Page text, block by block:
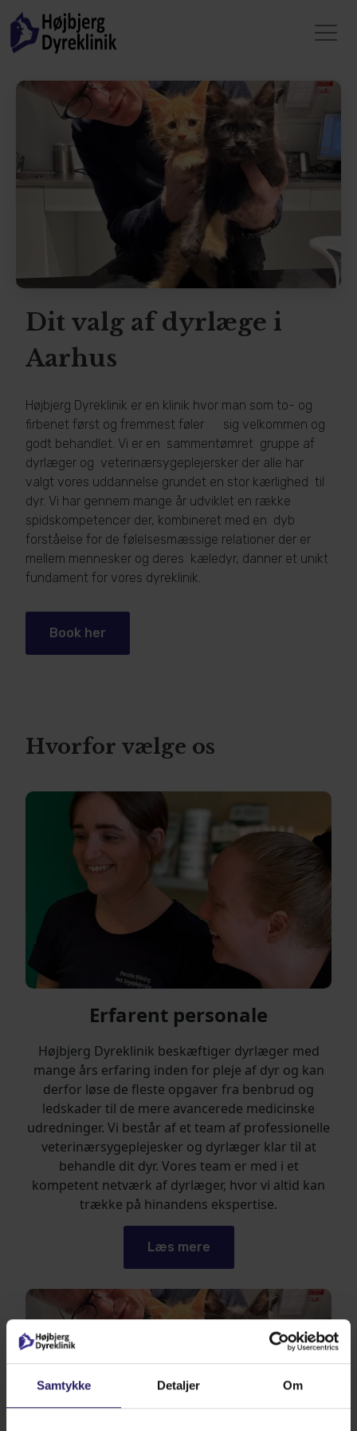
Samtykke Detaljer Om
Dit valg af dyrlæge i
Aarhus
Højbjerg Dyreklinik er en klinik hvor man som to- og
firbenet først og fremmest føler sig velkommen og
godt behandlet. Vi er en sammentømret gruppe af
dyrlæger og veterinærsygeplejersker der alle har
valgt vores uddannelse grundet en stor kærlighed til
dyr. Vi har gennem mange år udviklet en række
spidskompetencer der, kombineret med en dyb
forståelse for de følelsesmæssige relationer der er
mellem mennesker og deres kæledyr, danner et unikt
fundament for vores dyreklinik.
Book her
Hvorfor vælge os
Erfarent personale
Højbjerg Dyreklinik beskæftiger dyrlæger med
mange års erfaring inden for pleje af dyr og kan
derfor løse de fleste opgaver fra benbrud og
ledskader til de mere avancerede medicinske
udredninger. Vi består af et team af professionelle
veterinærsygeplejesker og dyrlæger klar til at
behandle dit dyr. Vores team er med i et
kompetent netværk af dyrlæger, hvor vi altid kan
trække på hinandens ekspertise.
Læs mere